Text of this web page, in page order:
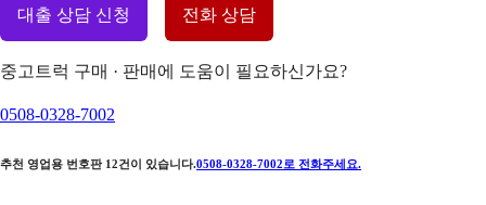
대출 상담 신청 전화 상담
중고트럭 구매 · 판매에 도움이 필요하신가요?
0508-0328-7002
추천 영업용 번호판 12건이 있습니다.0508-0328-7002 로 전화주세요.